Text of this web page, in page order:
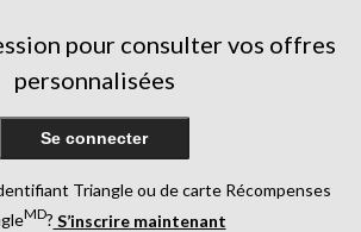
pour consulter vos offres
personnalisées
Se connecter
Triangle ou de carte Récompenses
MD? S’inscrire maintenant